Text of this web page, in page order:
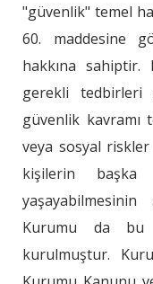
"güvenlik" temel
60. maddesine
hakkına sahiptir.
gerekli tedbirleri
güvenlik kavramı
veya sosyal riskler
kişilerin başka
yaşayabilmesinin
Kurumu da bu
kurulmuştur.